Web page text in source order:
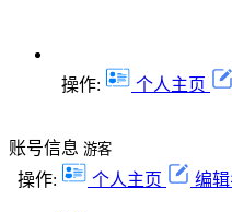
操作: 个人主页
账号信息 游客
操作: 个人主页 编